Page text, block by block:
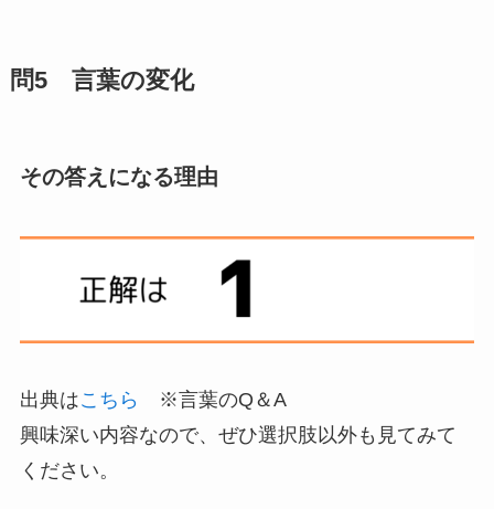
問5 言葉の変化
その答えになる理由
出典はこちら
※言葉のQ＆A
興味深い内容なので、ぜひ選択肢以外も見てみて
ください。